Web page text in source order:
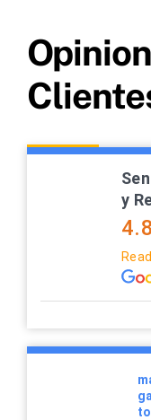
y
4.8